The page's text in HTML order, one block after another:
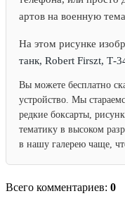
артов на военную
На этом рисунке
танк, Robert Firszt, Т-
Вы можете бесплатно
устройство. Мы
редкие боксарты,
тематику в высоком
в нашу галерею чаще,
Всего комментариев: 0